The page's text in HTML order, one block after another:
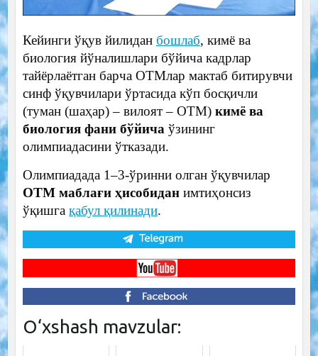
Кейинги ўқув йилидан бошлаб, кимё ва
биология йўналишлари бўйича кадрлар
тайёрлаётган барча ОТМлар мактаб битирувчи
синф ўқувчилари ўртасида кўп босқичли
(туман (шаҳар) – вилоят – ОТМ) кимё ва
биология фани бўйича ўзининг
олимпиадасини ўтказади.
Олимпиадада 1–3-ўринни олган ўқувчилар
ОТМ маблағи ҳисобиданимтиҳонсиз
ўқишга қабул қилинади.
O‘xshash mavzular: